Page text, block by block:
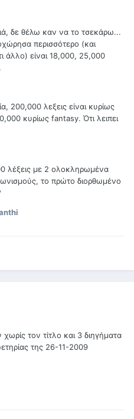
δε θέλω καν να το τσεκάρω...
περισσότερο (και
άλλο) είναι 18,000, 25,000
200,000 λεξεις είναι κυρίως
κυρίως fantasy. Ότι λειπει
λέξεις με 2 ολοκληρωμένα
το πρώτο διορθωμένο
τον τίτλο και 3 διηγήματα
της 26-11-2009